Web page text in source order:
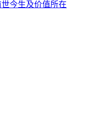
今生及价值所在